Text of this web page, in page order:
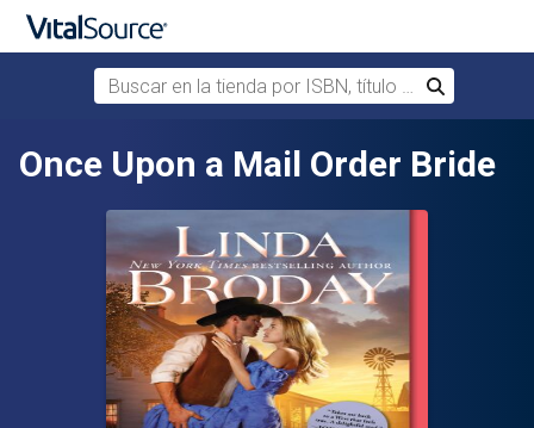
Buscar en la tienda por ISBN, título o autor
Buscar
Once Upon a Mail Order Bride